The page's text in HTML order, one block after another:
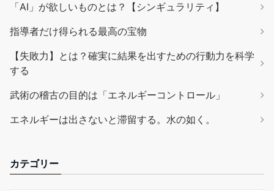
「AI」が欲しいものとは？【シンギュラリティ】
指導者だけ得られる最高の宝物
【失敗力】とは？確実に結果を出すための行動力を科学
する
武術の稽古の目的は「エネルギーコントロール」
エネルギーは出さないと滞留する。水の如く。
カテゴリー